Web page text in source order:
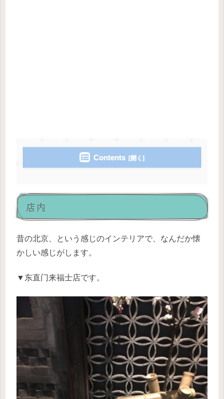
Contents
店内
昔の北京、という感じのインテリアで、なんだか懐
かしい感じがします。
▼东直门来福士店です。